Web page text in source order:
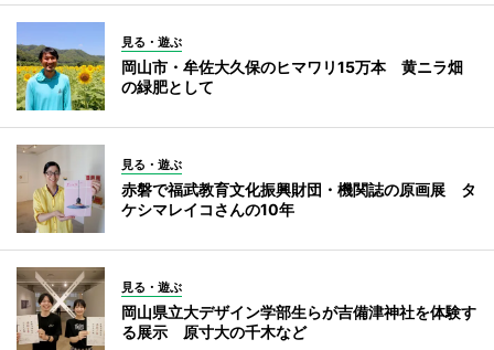
見る・遊ぶ
岡山市・牟佐大久保のヒマワリ15万本 黄ニラ畑
の緑肥として
見る・遊ぶ
赤磐で福武教育文化振興財団・機関誌の原画展 タ
ケシマレイコさんの10年
見る・遊ぶ
岡山県立大デザイン学部生らが吉備津神社を体験す
る展示 原寸大の千木など